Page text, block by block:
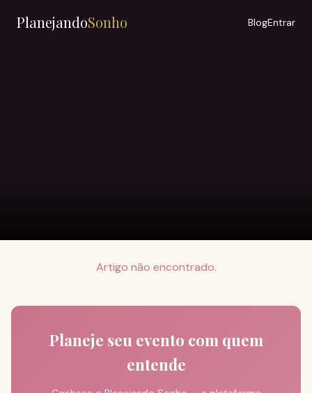
PlanejandoSonho BlogEntrar
Artigo não encontrado.
Planeje seu evento com quem
entende